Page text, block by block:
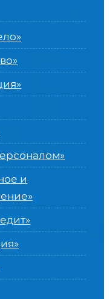
и